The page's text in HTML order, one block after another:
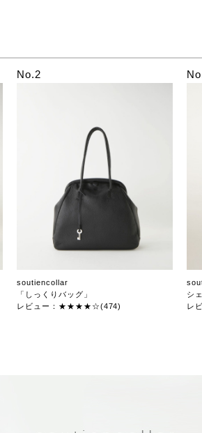
No.2
soutiencollar
「しっくりバッグ」
レビュー：★★★★☆(474)
シ
レ